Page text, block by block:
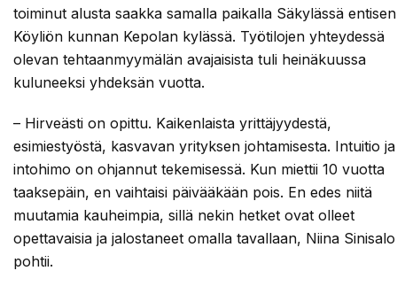
toiminut alusta saakka samalla paikalla Säkylässä entisen
Köyliön kunnan Kepolan kylässä. Työtilojen yhteydessä
olevan tehtaanmyymälän avajaisista tuli heinäkuussa
kuluneeksi yhdeksän vuotta.
– Hirveästi on opittu. Kaikenlaista yrittäjyydestä,
esimiestyöstä, kasvavan yrityksen johtamisesta. Intuitio ja
intohimo on ohjannut tekemisessä. Kun miettii 10 vuotta
taaksepäin, en vaihtaisi päivääkään pois. En edes niitä
muutamia kauheimpia, sillä nekin hetket ovat olleet
opettavaisia ja jalostaneet omalla tavallaan, Niina Sinisalo
pohtii.